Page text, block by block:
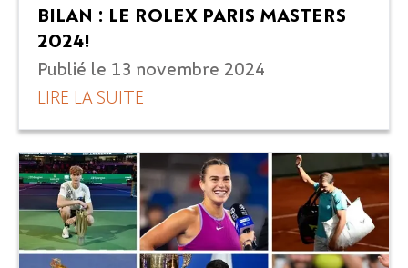
BILAN : LE ROLEX PARIS MASTERS
2024 !
Publié le 13 novembre 2024
LIRE LA SUITE